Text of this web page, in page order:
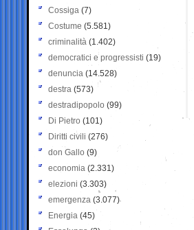
Cossiga (7)
Costume (5.581)
criminalità (1.402)
democratici e progressisti (19)
denuncia (14.528)
destra (573)
destradipopolo (99)
Di Pietro (101)
Diritti civili (276)
don Gallo (9)
economia (2.331)
elezioni (3.303)
emergenza (3.077)
Energia (45)